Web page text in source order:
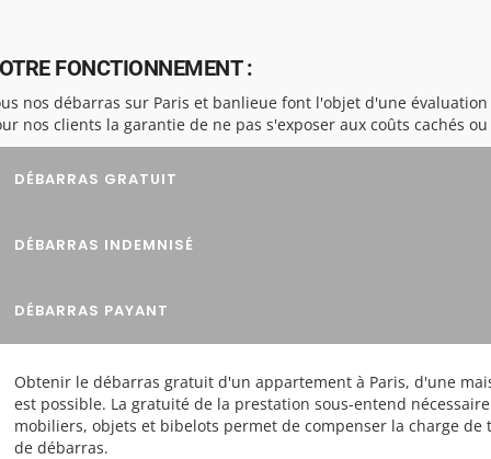
FONCTIONNEMENT :
nos débarras sur Paris et banlieue font l'objet d'une
nos clients la garantie de ne pas s'exposer aux coûts cachés
DÉBARRAS GRATUIT
DÉBARRAS INDEMNISÉ
DÉBARRAS PAYANT
Obtenir le débarras gratuit d'un appartement à Paris, d'une
est possible. La gratuité de la prestation sous-entend
mobiliers, objets et bibelots permet de compenser la charge
de débarras.